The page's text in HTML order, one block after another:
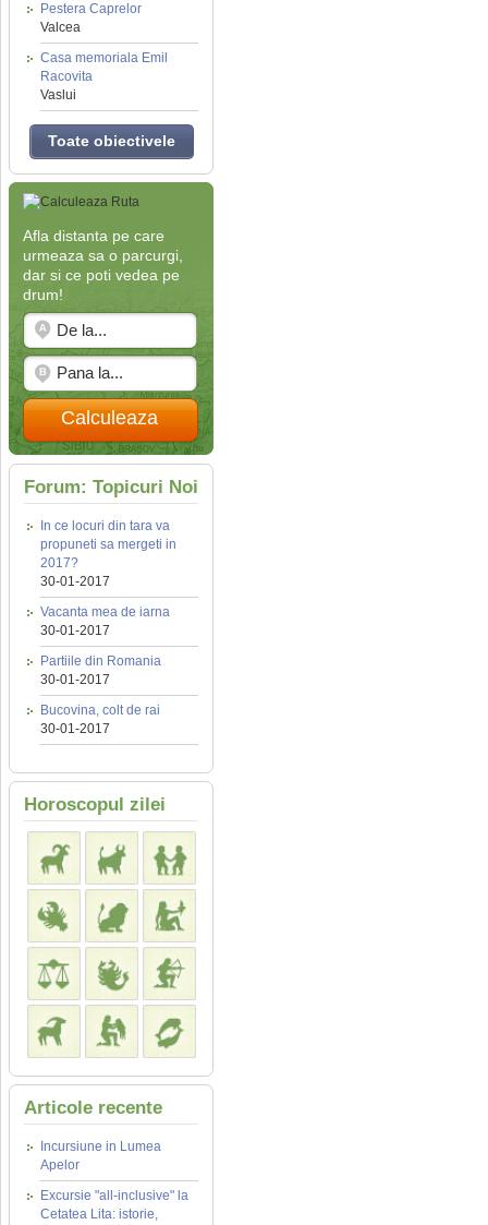
Pestera Caprelor
Valcea
Casa memoriala Emil
Racovita
Vaslui
Toate obiectivele
Afla distanta pe care
urmeaza sa o parcurgi,
dar si ce poti vedea pe
drum!
Calculeaza
Forum: Topicuri Noi
In ce locuri din tara va
propuneti sa mergeti in
2017?
30-01-2017
Vacanta mea de iarna
30-01-2017
Partiile din Romania
30-01-2017
Bucovina, colt de rai
30-01-2017
Horoscopul zilei
Articole recente
Incursiune in Lumea
Apelor
Excursie "all-inclusive" la
Cetatea Lita: istorie,